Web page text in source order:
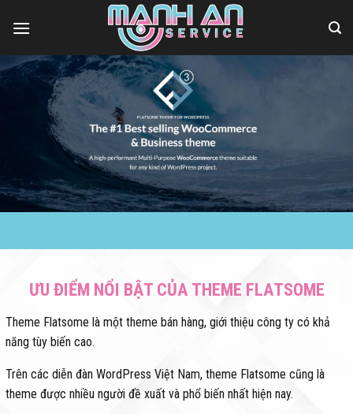
qua
dung
ƯU ĐIỂM NỔI BẬT CỦA THEME FLATSOME
Theme Flatsome là một theme bán hàng, giới thiệu công ty có khả
năng tùy biến cao.
Trên các diễn đàn WordPress Việt Nam, theme Flatsome cũng là
theme được nhiều người đề xuất và phổ biến nhất hiện nay.